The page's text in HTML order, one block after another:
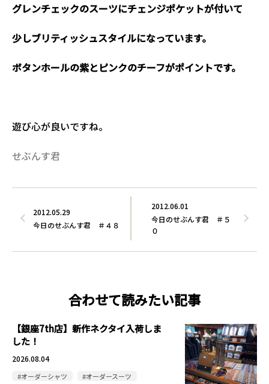
グレンチェックのスーツにチェンジポケットが付いて
少しブリティッシュスタイルになっています。
ボタンホールの紫とピンクのチーフがポイントです。
遊び心が良いですね。
せぶんす君
2012.06.01
今日のせぶんす君 ＃５
０
2012.05.29
今日のせぶんす君 ＃４８
合わせて読みたい記事
【銀座7th店】新作ネクタイ入荷しま
した！
2026.08.04
#オーダーシャツ
#オーダースーツ